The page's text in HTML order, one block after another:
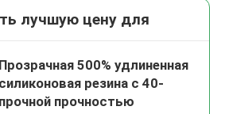
лучшую цену для
Прозрачная 500% удлиненная
силиконовая резина с 40-
прочной прочностью